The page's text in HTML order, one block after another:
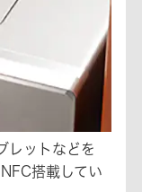
レットなどを
搭載してい